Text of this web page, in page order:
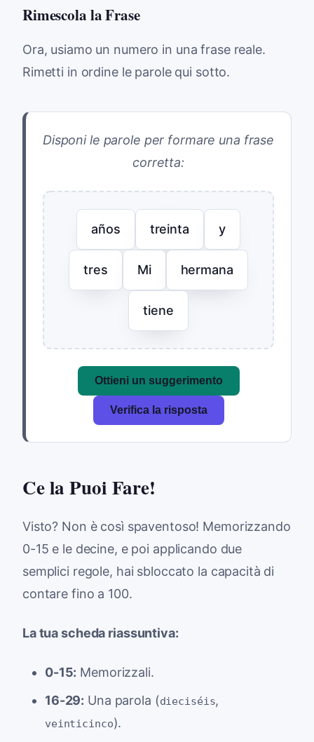
Rimescola la Frase
Ora, usiamo un numero in una frase reale.
Rimetti in ordine le parole qui sotto.
Disponi le parole per formare una frase
corretta:
años treinta y
tres Mi hermana
tiene
Ottieni un suggerimento
Verifica la risposta
Ce la Puoi Fare!
Visto? Non è così spaventoso! Memorizzando
0-15 e le decine, e poi applicando due
semplici regole, hai sbloccato la capacità di
contare fino a 100.
La tua scheda riassuntiva:
0-15: Memorizzali.
16-29: Una parola (dieciséis,
veinticinco).